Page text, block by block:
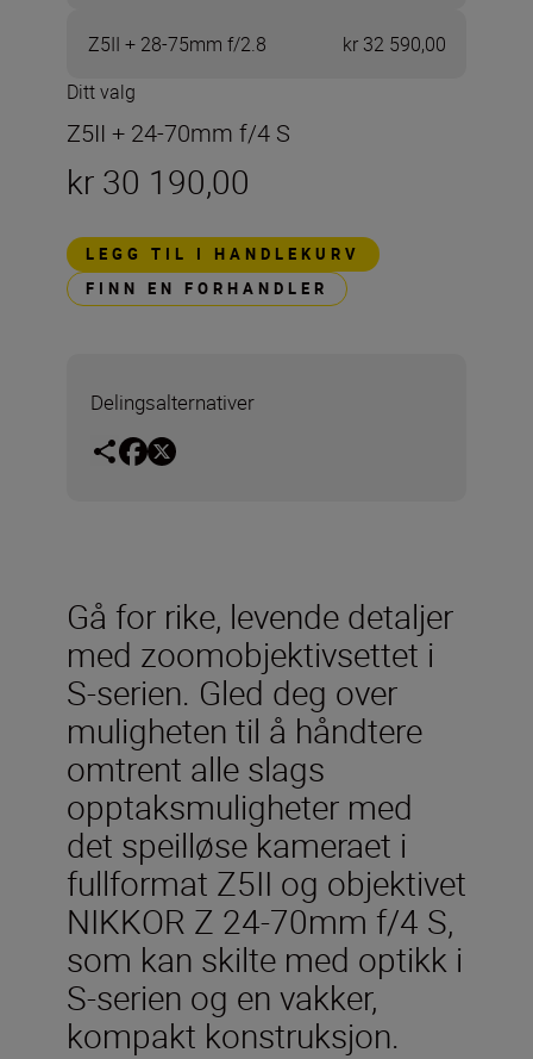
Z5II + 28-75mm f/2.8
kr 32 590,00
Ditt valg
Z5II + 24-70mm f/4 S
kr 30 190,00
LEGG TIL I HANDLEKURV
FINN EN FORHANDLER
Delingsalternativer
Gå for rike, levende detaljer
med zoomobjektivsettet i
S-serien. Gled deg over
muligheten til å håndtere
omtrent alle slags
opptaksmuligheter med
det speilløse kameraet i
fullformat Z5II og objektivet
NIKKOR Z 24-70mm f/4 S,
som kan skilte med optikk i
S-serien og en vakker,
kompakt konstruksjon.